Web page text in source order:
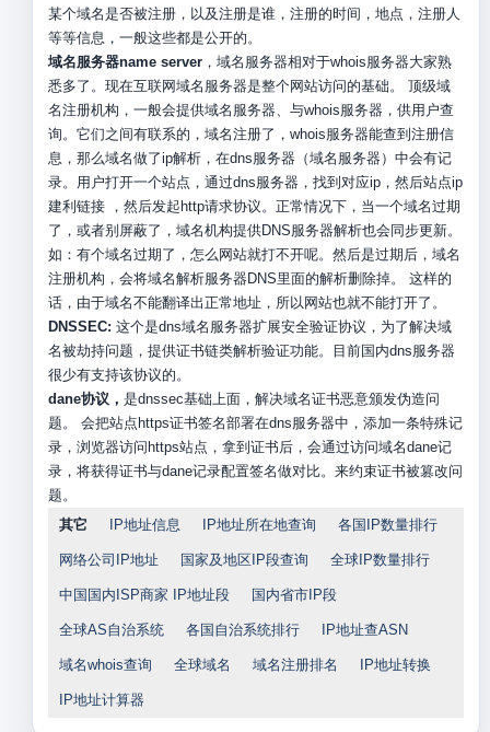
某个域名是否被注册，以及注册是谁，注册的时间，地点，注册人
等等信息，一般这些都是公开的。
域名服务器name server，域名服务器相对于whois服务器大家熟
悉多了。现在互联网域名服务器是整个网站访问的基础。 顶级域
名注册机构，一般会提供域名服务器、与whois服务器，供用户查
询。它们之间有联系的，域名注册了，whois服务器能查到注册信
息，那么域名做了ip解析，在dns服务器（域名服务器）中会有记
录。用户打开一个站点，通过dns服务器，找到对应ip，然后站点ip
建利链接 ，然后发起http请求协议。正常情况下，当一个域名过期
了，或者别屏蔽了，域名机构提供DNS服务器解析也会同步更新。
如：有个域名过期了，怎么网站就打不开呢。然后是过期后，域名
注册机构，会将域名解析服务器DNS里面的解析删除掉。 这样的
话，由于域名不能翻译出正常地址，所以网站也就不能打开了。
DNSSEC: 这个是dns域名服务器扩展安全验证协议，为了解决域
名被劫持问题，提供证书链类解析验证功能。目前国内dns服务器
很少有支持该协议的。
dane协议， 是dnssec基础上面，解决域名证书恶意颁发伪造问
题。 会把站点https证书签名部署在dns服务器中，添加一条特殊记
录，浏览器访问https站点，拿到证书后，会通过访问域名dane记
录，将获得证书与dane记录配置签名做对比。来约束证书被篡改问
题。
其它
IP地址信息 IP地址所在地查询 各国IP数量排行
网络公司IP地址 国家及地区IP段查询 全球IP数量排行
中国国内ISP商家 IP地址段 国内省市IP段
全球AS自治系统 各国自治系统排行 IP地址查ASN
域名whois查询 全球域名 域名注册排名 IP地址转换
IP地址计算器